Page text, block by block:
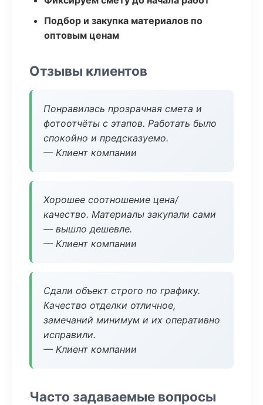
Подбор и закупка материалов по
оптовым ценам
Отзывы клиентов
Понравилась прозрачная смета и
фотоотчёты с этапов. Работать было
спокойно и предсказуемо.
— Клиент компании
Хорошее соотношение цена/
качество. Материалы закупали сами
— вышло дешевле.
— Клиент компании
Сдали объект строго по графику.
Качество отделки отличное,
замечаний минимум и их оперативно
исправили.
— Клиент компании
Часто задаваемые вопросы